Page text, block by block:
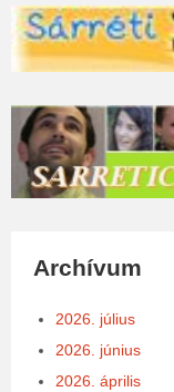
Archívum
2026. július
2026. június
2026. április